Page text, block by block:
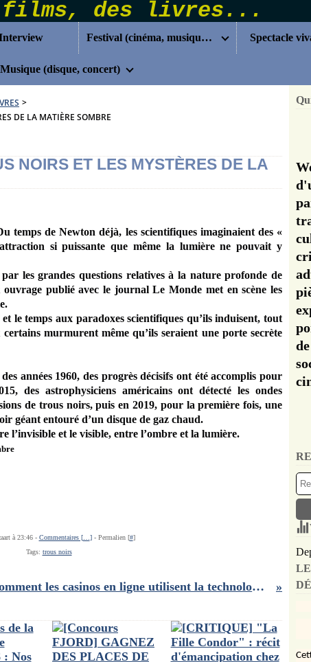
Festival (cinéma, musique...) Spectacle
Musique (disque, concert)
>
DE LA MATIÈRE SOMBRE
NOIRS ET LES MYSTÈRES DE LA
temps de Newton déjà, les scientifiques imaginaient des «
si puissante que même la lumière ne pouvait y
par les grandes questions relatives à la nature profonde de
ouvrage publié avec le journal Le Monde met en scène les
le temps aux paradoxes scientifiques qu’ils induisent, tout
murmurent même qu’ils seraient une porte secrète
années 1960, des progrès décisifs ont été accomplis pour
des astrophysiciens américains ont détecté les ondes
de trous noirs, puis en 2019, pour la première fois, une
géant entouré d’un disque de gaz chaud.
l’invisible et le visible, entre l’ombre et la lumière.
à 23:46 - Commentaires [… ]- Permalien [#]
Tags: trous noirs
Comment les casinos en ligne utilisent la technologie pour offrir une expérience de jeu immersive